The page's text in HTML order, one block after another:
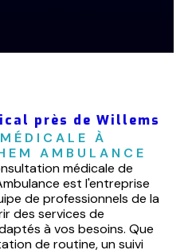
près de Willems
À
AMBULANCE
médicale de
est l'entreprise
de professionnels de la
des services de
à vos besoins. Que
de routine, un suivi